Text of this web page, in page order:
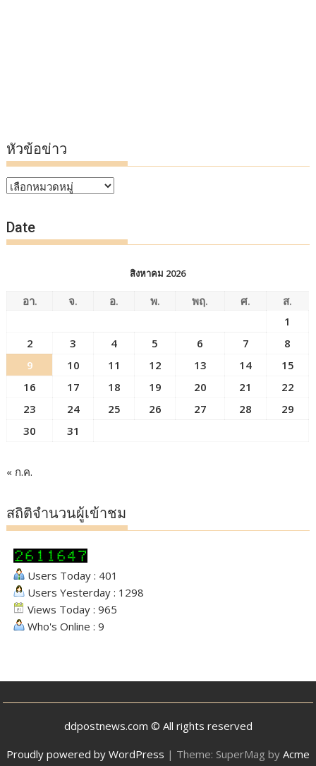
หัวข้อข่าว
หัวข้อ
Date
สิงหาคม 2026
อา. จ. อ. พ. พฤ. ศ.
ส.
1
2
3 4 5 6 7
8
9
10 11 12 13 14
15
16
17 18 19 20 21
22
23
24 25 26 27 28
29
30
31
« ก.ค.
สถิติจำนวนผู้เข้าชม
Users Today : 401
Users Yesterday : 1298
Views Today : 965
Who's Online : 9
ddpostnews.com © All rights reserved
Proudly powered by WordPress | Theme: SuperMag by Acme